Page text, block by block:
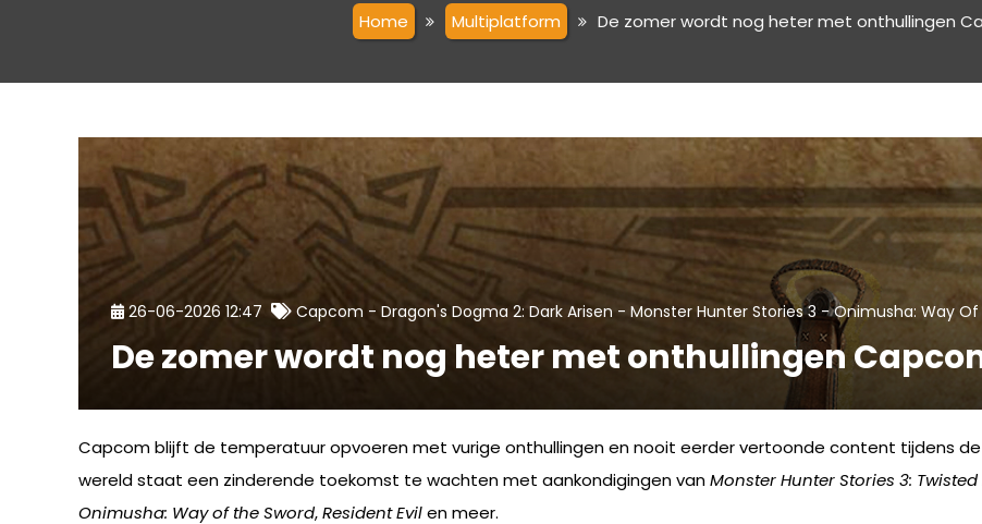
Home Multiplatform De zomer wordt nog heter met onthullingen
26-06-2026 12:47 Capcom - Dragon's Dogma 2: Dark Arisen - Monster Hunter Stories 3 -Onimusha: Way Of
De zomer wordt nog heter met onthullingen
Capcom blijft de temperatuur opvoeren met vurige onthullingen en nooit eerder vertoonde content tijdens
wereld staat een zinderende toekomst te wachten met aankondigingen vanMonster Hunter Stories 3:
Onimusha: Way of the Sword,Resident Evilen meer.